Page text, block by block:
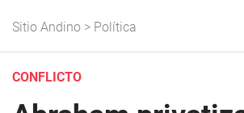
Sitio Andino > Política
CONFLICTO